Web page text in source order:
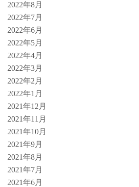
2022年8月
2022年7月
2022年6月
2022年5月
2022年4月
2022年3月
2022年2月
2022年1月
2021年12月
2021年11月
2021年10月
2021年9月
2021年8月
2021年7月
2021年6月